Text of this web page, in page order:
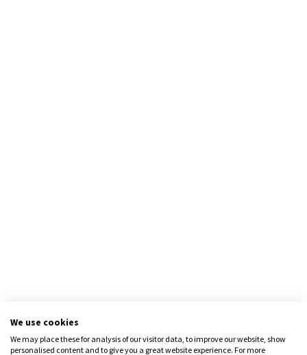
We use cookies
We may place these for analysis of our visitor data, to improve our website, show
personalised content and to give you a great website experience. For more